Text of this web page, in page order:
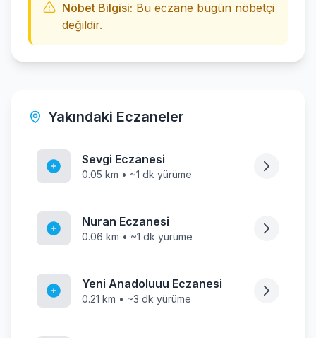
Nöbet Bilgisi: Bu eczane bugün nöbetçi
değildir.
Yakındaki Eczaneler
Sevgi Eczanesi
0.05 km • ~1 dk yürüme
Nuran Eczanesi
0.06 km • ~1 dk yürüme
Yeni Anadoluuu Eczanesi
0.21 km • ~3 dk yürüme